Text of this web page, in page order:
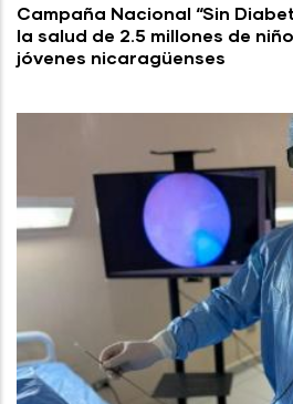
Campaña Nacional “Sin
la salud de 2.5 millones de
jóvenes nicaragüenses